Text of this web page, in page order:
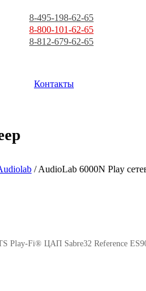
8-495-198-62-65
8-800-101-62-65
8-812-679-62-65
Контакты
/ AudioLab 6000N Play
Play-Fi® ЦАП Sabre32 Reference